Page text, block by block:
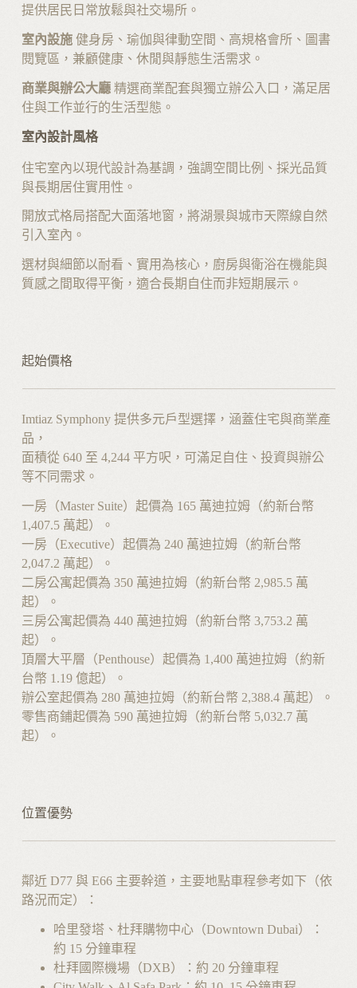
提供居民日常放鬆與社交場所。
室內設施健身房、瑜伽與律動空間、高規格會所、圖書
閱覽區，兼顧健康、休閒與靜態生活需求。
商業與辦公大廳精選商業配套與獨立辦公入口，滿足居
住與工作並行的生活型態。
室內設計風格
住宅室內以現代設計為基調，強調空間比例、採光品質
與長期居住實用性。
開放式格局搭配大面落地窗，將湖景與城市天際線自然
引入室內。
選材與細節以耐看、實用為核心，廚房與衛浴在機能與
質感之間取得平衡，適合長期自住而非短期展示。
起始價格
Imtiaz Symphony 提供多元戶型選擇，涵蓋住宅與商業產
品，
面積從 640 至 4,244 平方呎，可滿足自住、投資與辦公
等不同需求。
一房（Master Suite）起價為 165 萬迪拉姆（約新台幣
1,407.5 萬起）。
一房（Executive）起價為 240 萬迪拉姆（約新台幣
2,047.2 萬起）。
二房公寓起價為 350 萬迪拉姆（約新台幣 2,985.5 萬
起）。
三房公寓起價為 440 萬迪拉姆（約新台幣 3,753.2 萬
起）。
頂層大平層（Penthouse）起價為 1,400 萬迪拉姆（約新
台幣 1.19 億起）。
辦公室起價為 280 萬迪拉姆（約新台幣 2,388.4 萬起）。
零售商鋪起價為 590 萬迪拉姆（約新台幣 5,032.7 萬
起）。
位置優勢
鄰近 D77 與 E66 主要幹道，主要地點車程參考如下（依
路況而定）：
哈里發塔、杜拜購物中心（Downtown Dubai）：
約 15 分鐘車程
杜拜國際機場（DXB）：約 20 分鐘車程